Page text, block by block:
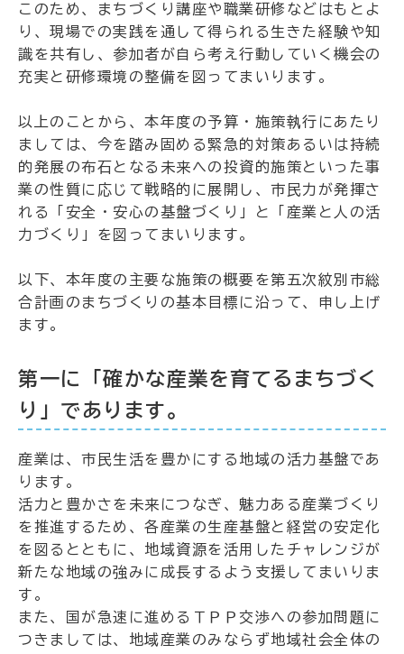
このため、まちづくり講座や職業研修などはもとよ
り、現場での実践を通して得られる生きた経験や知
識を共有し、参加者が自ら考え行動していく機会の
充実と研修環境の整備を図ってまいります。
以上のことから、本年度の予算・施策執行にあたり
ましては、今を踏み固める緊急的対策あるいは持続
的発展の布石となる未来への投資的施策といった事
業の性質に応じて戦略的に展開し、市民力が発揮さ
れる「安全・安心の基盤づくり」と「産業と人の活
力づくり」を図ってまいります。
以下、本年度の主要な施策の概要を第五次紋別市総
合計画のまちづくりの基本目標に沿って、申し上げ
ます。
第一に「確かな産業を育てるまちづく
り」であります。
産業は、市民生活を豊かにする地域の活力基盤であ
ります。
活力と豊かさを未来につなぎ、魅力ある産業づくり
を推進するため、各産業の生産基盤と経営の安定化
を図るとともに、地域資源を活用したチャレンジが
新たな地域の強みに成長するよう支援してまいりま
す。
また、国が急速に進めるＴＰＰ交渉への参加問題に
つきましては、地域産業のみならず地域社会全体の